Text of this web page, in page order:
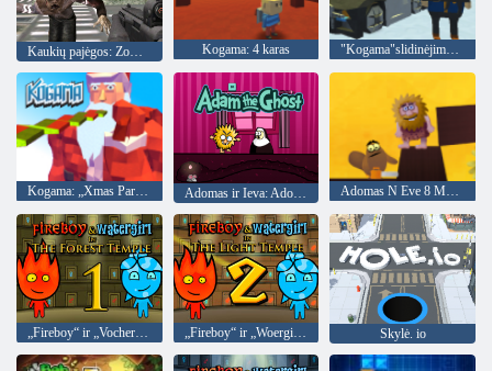
Kogama: 4 karas "Kogama"slidinėjimo šuoliai!
Kogama: „Xmas Parkour“ Adomas ir Ieva: Adomas Dvasia Adomas N Eve 8 Meilės kvestas
„Fireboy“ ir „Vochergirl 1“: Miško šventykla „Fireboy“ ir „Woergirl 2“: Šviesos šventykla Skylė. io